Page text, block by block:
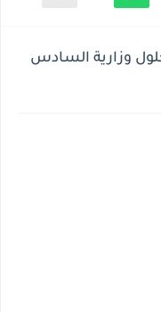
وزارية السادس